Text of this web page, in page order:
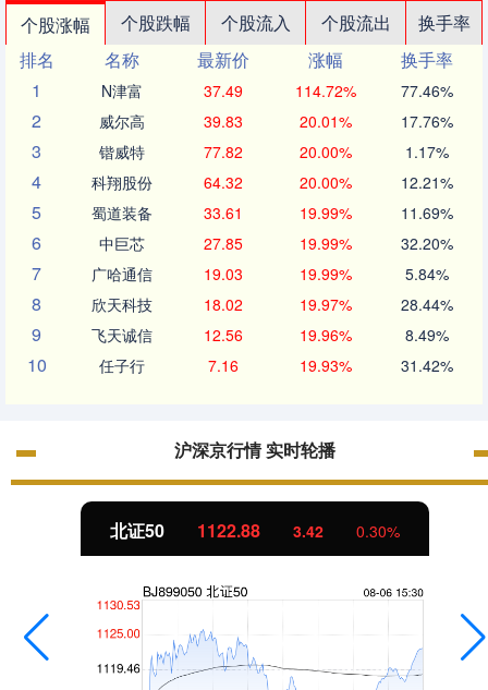
个股涨幅 个股跌幅 个股流入 个股流出
换手率
排名
名称 最新价 涨幅
换手率
1
N津富 37.49 114.72% 77.46%
2 威尔高 39.83 20.01% 17.76%
3 锴威特 77.82 20.00% 1.17%
4 科翔股份 64.32 20.00% 12.21%
5 蜀道装备 33.61 19.99% 11.69%
6 中巨芯 27.85 19.99% 32.20%
7 广哈通信 19.03 19.99% 5.84%
8 欣天科技 18.02 19.97% 28.44%
9 飞天诚信 12.56 19.96% 8.49%
10 任子行 7.16 19.93% 31.42%
沪深京行情 实时轮播
北证50 1122.88 3.42 0.30%